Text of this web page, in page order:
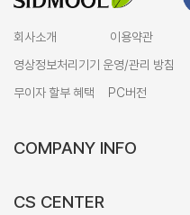
회사소개 이용약관
영상정보처리기기 운영/관리 방침
무이자 할부 혜택
PC버전
COMPANY INFO
CS CENTER